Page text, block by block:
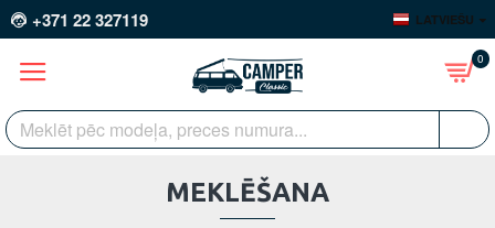
+371 22 327119 LATVIEŠU
0
MEKLĒŠANA